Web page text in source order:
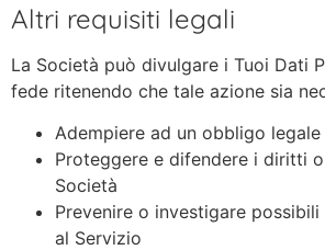
Altri requisiti legali
La Società può divulgare i Tuoi Dati
fede ritenendo che tale azione sia
Adempiere ad un obbligo legale
Proteggere e difendere i diritti
Società
Prevenire o investigare
al Servizio